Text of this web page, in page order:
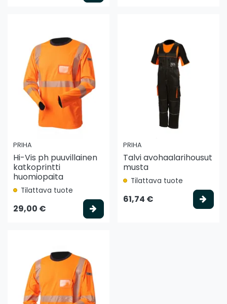
PRIHA
Hi-Vis ph puuvillainen
katkoprintti
huomiopaita
Tilattava tuote
29,00 €
PRIHA
Talvi avohaalarihousut
musta
Tilattava tuote
61,74 €